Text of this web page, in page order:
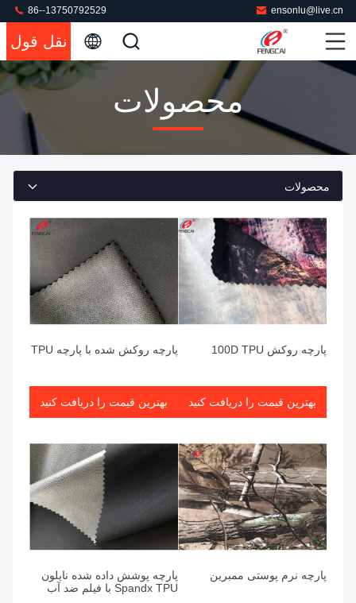
ensonlu@live.cn
86--13750792529
نقل قول
محصولات
محصولات
پارچه روکش 100D TPU
بهترین قیمت را دریافت کنید
پارچه روکش شده با پارچه TPU
بهترین قیمت را دریافت کنید
پارچه نرم پوستی ممبرین
پارچه پوشش داده شده نایلون
Spandx TPU با فیلم ضد آب